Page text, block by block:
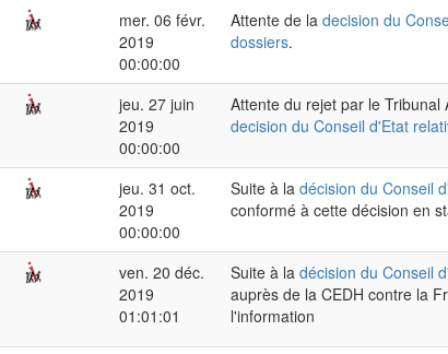
mer. 06 févr.
2019
00:00:00
Attente de la decision du
dossiers.
jeu. 27 juin
2019
00:00:00
Attente du rejet par le
decision du Conseil d'Etat
jeu. 31 oct.
2019
00:00:00
Suite à la décision du Conseil
conformé à cette décision en
ven. 20 déc.
2019
01:01:01
Suite à la décision du Conseil
auprès de la CEDH contre la
l'information